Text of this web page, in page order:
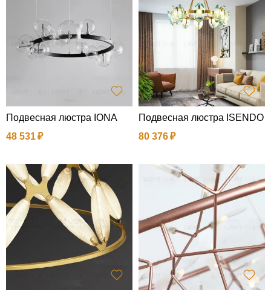
Подвесная люстра IONA
48 531
Подвесная люстра ISENDO
80 376